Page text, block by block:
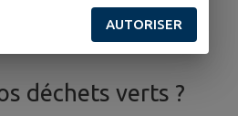
et légumes.
déchets verts ?
AUTORISER